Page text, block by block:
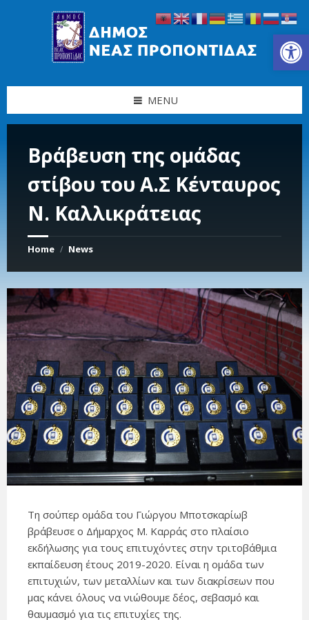
Ανοίξτε τη γραμμή εργαλείων
MENU
Βράβευση της ομάδας
στίβου του Α.Σ Κένταυρος
Ν. Καλλικράτειας
Home / News
Τη σούπερ ομάδα του Γιώργου Μποτσκαρίωβ
βράβευσε ο Δήμαρχος Μ. Καρράς στο πλαίσιο
εκδήλωσης για τους επιτυχόντες στην τριτοβάθμια
εκπαίδευση έτους 2019-2020. Είναι η ομάδα των
επιτυχιών, των μεταλλίων και των διακρίσεων που
μας κάνει όλους να νιώθουμε δέος, σεβασμό και
θαυμασμό για τις επιτυχίες της.